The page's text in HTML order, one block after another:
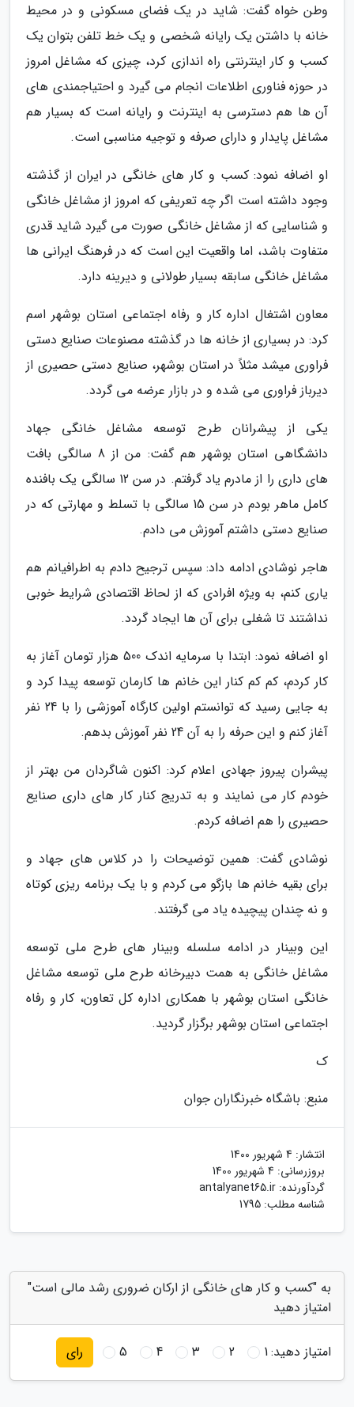
وطن خواه گفت: شاید در یک فضای مسکونی و در محیط
خانه با داشتن یک رایانه شخصی و یک خط تلفن بتوان یک
کسب و کار اینترنتی راه اندازی کرد، چیزی که مشاغل امروز
در حوزه فناوری اطلاعات انجام می گیرد و احتیاجمندی های
آن ها هم دسترسی به اینترنت و رایانه است که بسیار هم
مشاغل پایدار و دارای صرفه و توجیه مناسبی است.
او اضافه نمود: کسب و کار های خانگی در ایران از گذشته
وجود داشته است اگر چه تعریفی که امروز از مشاغل خانگی
و شناسایی که از مشاغل خانگی صورت می گیرد شاید قدری
متفاوت باشد، اما واقعیت این است که در فرهنگ ایرانی ها
مشاغل خانگی سابقه بسیار طولانی و دیرینه دارد.
معاون اشتغال اداره کار و رفاه اجتماعی استان بوشهر اسم
کرد: در بسیاری از خانه ها در گذشته مصنوعات صنایع دستی
فراوری میشد مثلاً در استان بوشهر، صنایع دستی حصیری از
دیرباز فراوری می شده و در بازار عرضه می گردد.
یکی از پیشرانان طرح توسعه مشاغل خانگی جهاد
دانشگاهی استان بوشهر هم گفت: من از 8 سالگی بافت
های داری را از مادرم یاد گرفتم. در سن 12 سالگی یک بافنده
کامل ماهر بودم در سن 15 سالگی با تسلط و مهارتی که در
صنایع دستی داشتم آموزش می دادم.
هاجر نوشادی ادامه داد: سپس ترجیح دادم به اطرافیانم هم
یاری کنم، به ویژه افرادی که از لحاظ اقتصادی شرایط خوبی
نداشتند تا شغلی برای آن ها ایجاد گردد.
او اضافه نمود: ابتدا با سرمایه اندک 500 هزار تومان آغاز به
کار کردم، کم کم کنار این خانم ها کارمان توسعه پیدا کرد و
به جایی رسید که توانستم اولین کارگاه آموزشی را با 24 نفر
آغاز کنم و این حرفه را به آن 24 نفر آموزش بدهم.
پیشران پیروز جهادی اعلام کرد: اکنون شاگردان من بهتر از
خودم کار می نمایند و به تدریج کنار کار های داری صنایع
حصیری را هم اضافه کردم.
نوشادی گفت: همین توضیحات را در کلاس های جهاد و
برای بقیه خانم ها بازگو می کردم و با یک برنامه ریزی کوتاه
و نه چندان پیچیده یاد می گرفتند.
این وبینار در ادامه سلسله وبینار های طرح ملی توسعه
مشاغل خانگی به همت دبیرخانه طرح ملی توسعه مشاغل
خانگی استان بوشهر با همکاری اداره کل تعاون، کار و رفاه
اجتماعی استان بوشهر برگزار گردید.
ک
منبع: باشگاه خبرنگاران جوان
انتشار: 4 شهریور 1400
بروزرسانی: 4 شهریور 1400
گردآورنده: antalyanet65.ir
شناسه مطلب: 1795
به "کسب و کار های خانگی از ارکان ضروری رشد مالی است"
امتیاز دهید
امتیاز دهید:1
2
3
4
5 رای